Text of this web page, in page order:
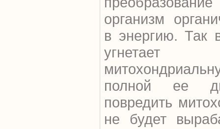
организм
в энергию. Так
полной ее
повредить
не будет